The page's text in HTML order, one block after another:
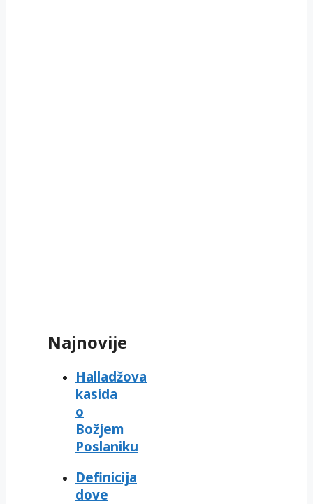
Najnovije
Halladžova
kasida
o
Božjem
Poslaniku
Definicija
dove